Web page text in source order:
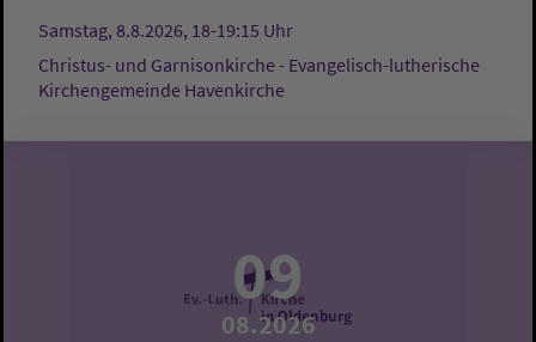
Samstag, 8.8.2026, 18-19:15 Uhr
Christus- und Garnisonkirche - Evangelisch-lutherische
Kirchengemeinde Havenkirche
09
08.2026